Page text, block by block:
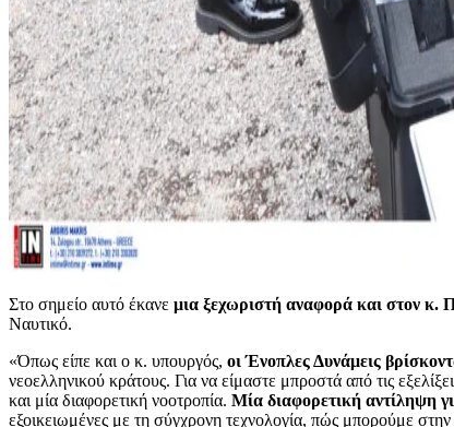
Στο σημείο αυτό έκανε μια ξεχωριστή αναφορά και στον κ.
Ναυτικό.
«Όπως είπε και ο κ. υπουργός, οι Ένοπλες Δυνάμεις
νεοελληνικού κράτους. Για να είμαστε μπροστά από τις
και μία διαφορετική νοοτροπία. Μία διαφορετική αντίληψη
εξοικειωμένες με τη σύγχρονη τεχνολογία, πώς μπορούμε